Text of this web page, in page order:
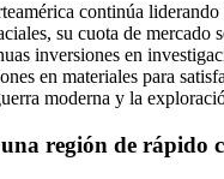
continúa liderando
su cuota de mercado
inversiones en
en materiales para
moderna y la
región de rápido